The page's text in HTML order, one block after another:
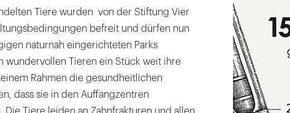
Tiere wurden von der Stiftung Vier
befreit und dürfen nun
naturnah eingerichteten Parks
wundervollen Tieren ein Stück weit ihre
Rahmen die gesundheitlichen
dass sie in den Auffangzentren